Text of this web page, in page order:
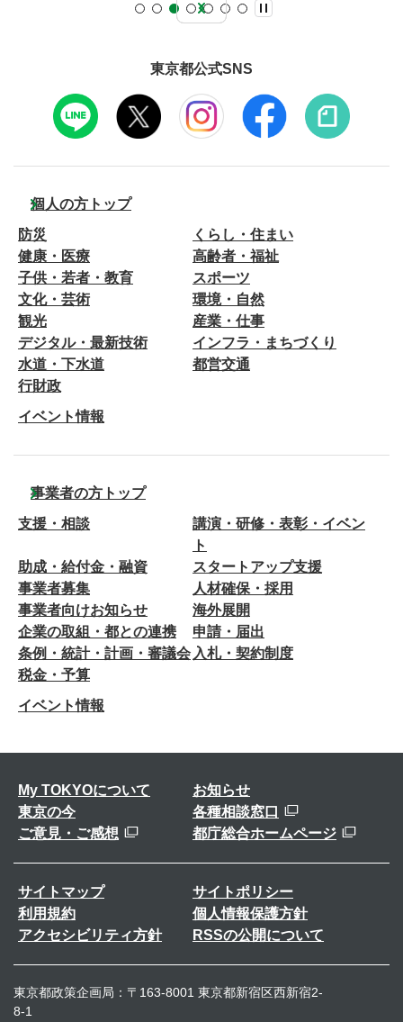
東京都公式SNS
個人の方トップ
防災
くらし・住まい
健康・医療
高齢者・福祉
子供・若者・教育
スポーツ
文化・芸術
環境・自然
観光
産業・仕事
デジタル・最新技術
インフラ・まちづくり
水道・下水道
都営交通
行財政
イベント情報
事業者の方トップ
支援・相談
講演・研修・表彰・イベン
ト
助成・給付金・融資
スタートアップ支援
事業者募集
人材確保・採用
事業者向けお知らせ
海外展開
企業の取組・都との連携
申請・届出
条例・統計・計画・審議会 入札・契約制度
税金・予算
イベント情報
My TOKYOについて
お知らせ
東京の今
各種相談窓口
ご意見・ご感想
都庁総合ホームページ
サイトマップ
サイトポリシー
利用規約
個人情報保護方針
アクセシビリティ方針
RSSの公開について
東京都政策企画局：〒163-8001 東京都新宿区西新宿2-
8-1